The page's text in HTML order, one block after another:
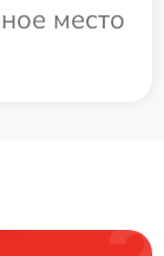
место